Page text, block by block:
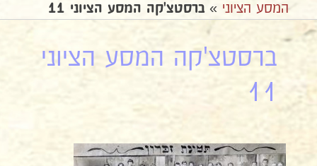
המסע הציוני »ברסטצ'קה המסע הציוני 11
ברסטצ'קה המסע הציוני
11